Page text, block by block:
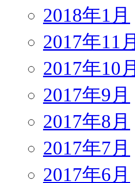
2018年1月
2017年11月
2017年10月
2017年9月
2017年8月
2017年7月
2017年6月